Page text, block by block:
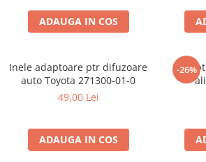
ADAUGA IN COS
Inele adaptoare ptr difuzoare
auto Toyota 271300-01-0
49,00 Lei
ADAUGA IN COS
-26%